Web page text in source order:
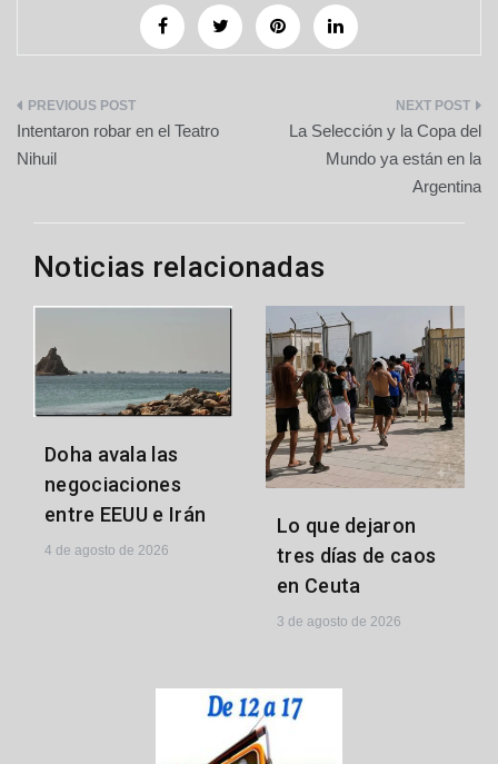
Navegación
de
Intentaron robar en el Teatro
Nihuil
La Selección y la Copa del
Mundo ya están en la
Argentina
Noticias relacionadas
Doha avala las
negociaciones
entre EEUU e Irán
4 de agosto de 2026
Lo que dejaron
tres días de caos
en Ceuta
3 de agosto de 2026